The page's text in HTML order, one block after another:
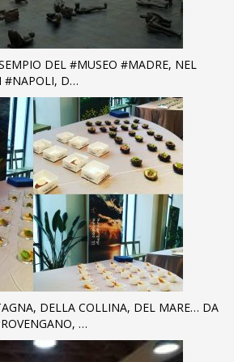
DEL #MUSEO #MADRE, NEL
#NAPOLI, D…
DELLA COLLINA, DEL MARE… DA
…